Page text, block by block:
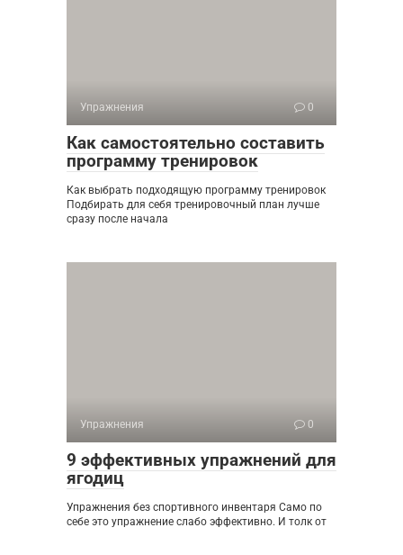
Упражнения 0
Как самостоятельно составить
программу тренировок
Как выбрать подходящую программу тренировок
Подбирать для себя тренировочный план лучше
сразу после начала
Упражнения 0
9 эффективных упражнений для
ягодиц
Упражнения без спортивного инвентаря Само по
себе это упражнение слабо эффективно. И толк от